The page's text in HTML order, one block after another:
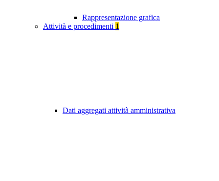
Rappresentazione grafica
Attività e procedimenti 1
Dati aggregati attività amministrativa